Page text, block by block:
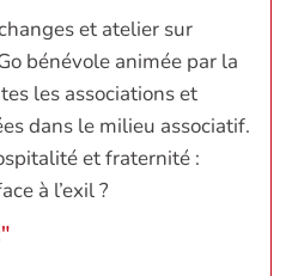
et atelier sur
bénévole animée par la
les associations et
dans le milieu associatif.
et fraternité :
à l’exil ?